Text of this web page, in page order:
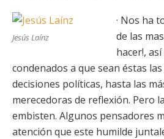
Jesús Laínz
· Nos ha
de las
hacer!,
condenados a que sean éstas
decisiones políticas, hasta las
merecedoras de reflexión. Pero
embisten. Algunos pensadores
atención que este humilde